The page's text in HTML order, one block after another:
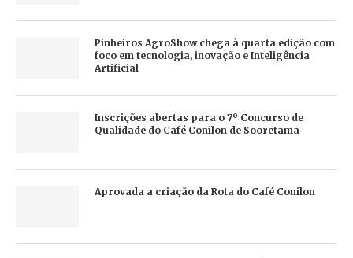
Pinheiros AgroShow chega à quarta edição com
foco em tecnologia, inovação e Inteligência
Artificial
Inscrições abertas para o 7º Concurso de
Qualidade do Café Conilon de Sooretama
Aprovada a criação da Rota do Café Conilon